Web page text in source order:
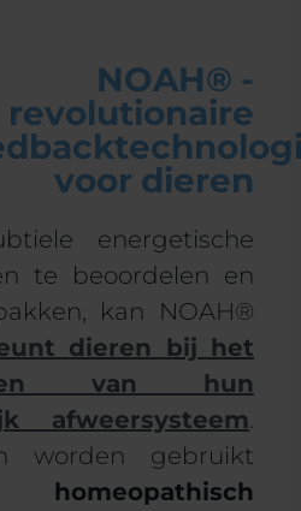
NOAH® -
revolutionaire
voor dieren
energetische
te beoordelen en
kan NOAH®
dieren bij het
van hun
afweersysteem
worden gebruikt
homeopathisch